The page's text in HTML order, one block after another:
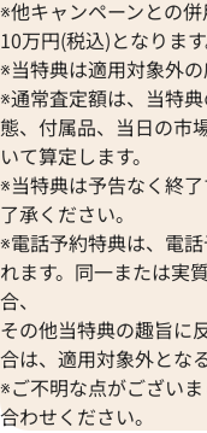
※他キャンペーンとの
10万円(税込)となります
※当特典は適用対象外の
※通常査定額は、当特
態、付属品、当日の市
いて算定します。
※当特典は予告なく終
了承ください。
※電話予約特典は、電
れます。同一または実
合、
その他当特典の趣旨に
合は、適用対象外とな
※ご不明な点がござい
合わせください。